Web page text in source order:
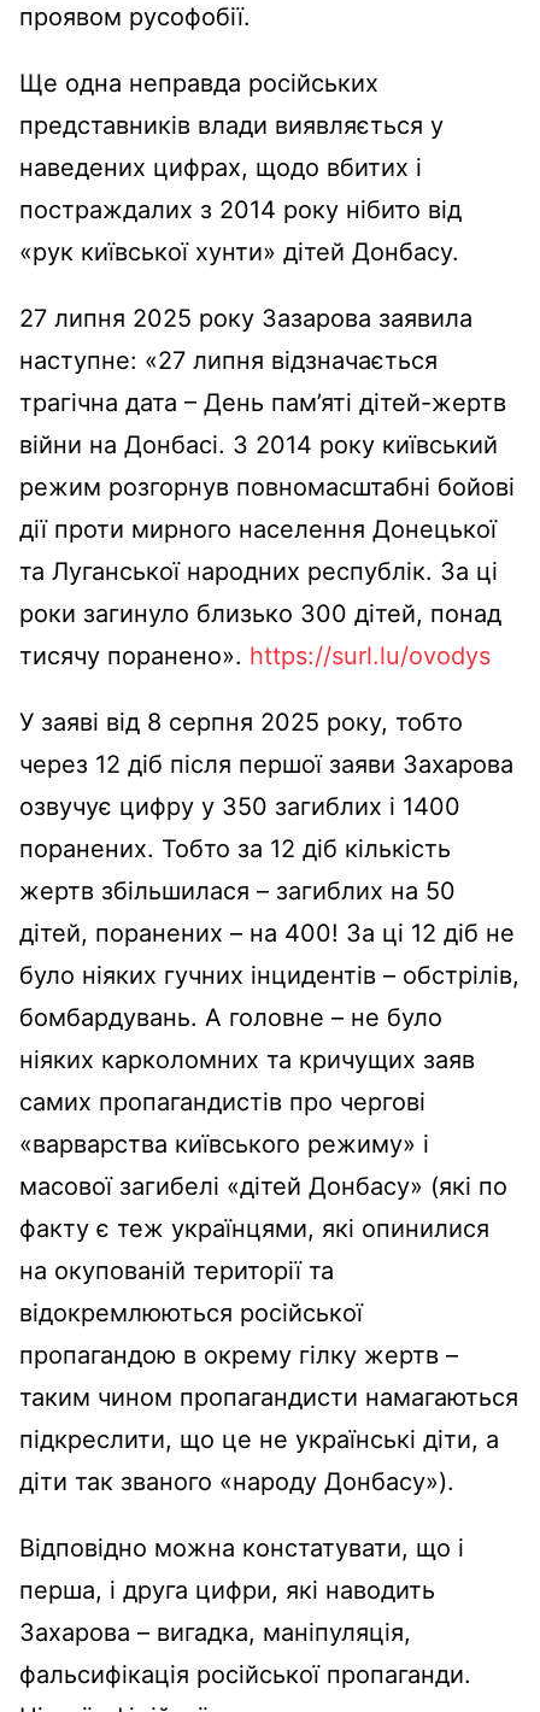
проявом русофобії.
Ще одна неправда російських
представників влади виявляється у
наведених цифрах, щодо вбитих і
постраждалих з 2014 року нібито від
«рук київської хунти» дітей Донбасу.
27 липня 2025 року Зазарова заявила
наступне: «27 липня відзначається
трагічна дата – День пам’яті дітей-жертв
війни на Донбасі. З 2014 року київський
режим розгорнув повномасштабні бойові
дії проти мирного населення Донецької
та Луганської народних республік. За ці
роки загинуло близько 300 дітей, понад
тисячу поранено». https://surl.lu/ovodys
У заяві від 8 серпня 2025 року, тобто
через 12 діб після першої заяви Захарова
озвучує цифру у 350 загиблих і 1400
поранених. Тобто за 12 діб кількість
жертв збільшилася – загиблих на 50
дітей, поранених – на 400! За ці 12 діб не
було ніяких гучних інцидентів – обстрілів,
бомбардувань. А головне – не було
ніяких карколомних та кричущих заяв
самих пропагандистів про чергові
«варварства київського режиму» і
масової загибелі «дітей Донбасу» (які по
факту є теж українцями, які опинилися
на окупованій території та
відокремлюються російської
пропагандою в окрему гілку жертв –
таким чином пропагандисти намагаються
підкреслити, що це не українські діти, а
діти так званого «народу Донбасу»).
Відповідно можна констатувати, що і
перша, і друга цифри, які наводить
Захарова – вигадка, маніпуляція,
фальсифікація російської пропаганди.